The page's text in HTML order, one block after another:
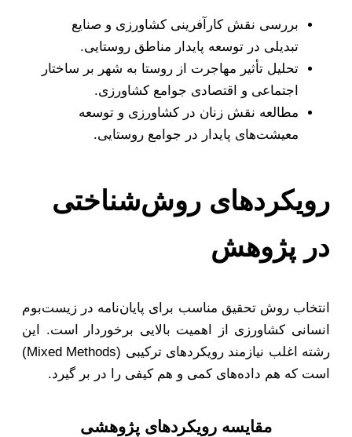
بررسی نقش کارآفرینی کشاورزی و صنایع
تبدیلی در توسعه پایدار مناطق روستایی.
تحلیل تأثیر مهاجرت از روستا به شهر بر ساختار
اجتماعی و اقتصادی جوامع کشاورزی.
مطالعه نقش زنان در کشاورزی و توسعه
معیشت‌های پایدار در جوامع روستایی.
رویکردهای روش‌شناختی
در پژوهش
انتخاب روش تحقیق مناسب برای پایان‌نامه در زیست‌بوم
انسانی کشاورزی از اهمیت بالایی برخوردار است. این
رشته اغلب نیازمند رویکردهای ترکیبی (Mixed Methods)
است که هم داده‌های کمی و هم کیفی را در بر گیرد.
مقایسه رویکردهای پژوهشی